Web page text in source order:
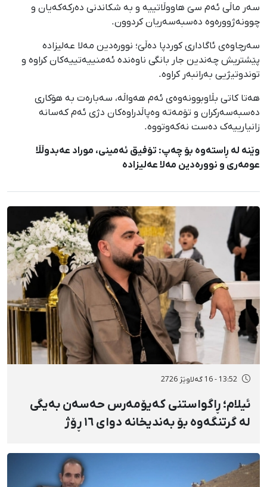
سەر ماڵی ئەم سێ هاووڵاتییە و بە شکاندنی دەرکەکەیان و
چوونەژوورەوە دەسبەسەریان کردوون.
سەرچاوەی ئاگاداری کوردپا دەڵێ؛ نوورەدین مەلا عەلیزادە
پێشتریش چەندین جار بانگی ناوەندە ئەمنییەتییەکان کراوە و
توندوتیژیی بەرانبەر کراوە.
هەتا کاتی بڵاوبوونەوەی ئەم هەواڵە، سەبارەت بە هۆکاری
دەسبەسەرکران و تۆمەتە وەپاڵدراوەکان دژی ئەم کەسانە
زانیارییەک دەست نەکەوتووە.
وێنە لە ڕاستەوە بۆ چەپ: تۆفیق ئەمینی، موراد عەبدوڵڵا
عومەری و نوورەدین مەلا عەلیزادە
13:52 - 16 گەلاوێژ 2726
ئیلام؛ ڕاگواستنی کەیۆمەرس حەسەن بەیگی
لە گرتنگەوە بۆ بەندیخانە دوای ١٦ ڕۆژ